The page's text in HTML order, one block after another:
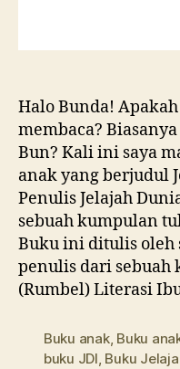
Halo Bunda!
membaca?
Bun? Kali ini saya
anak yang berjudul
Penulis Jelajah
sebuah kumpulan
Buku ini ditulis oleh
penulis dari sebuah
(Rumbel) Literasi
Buku anak, Buku
buku JDI, Buku